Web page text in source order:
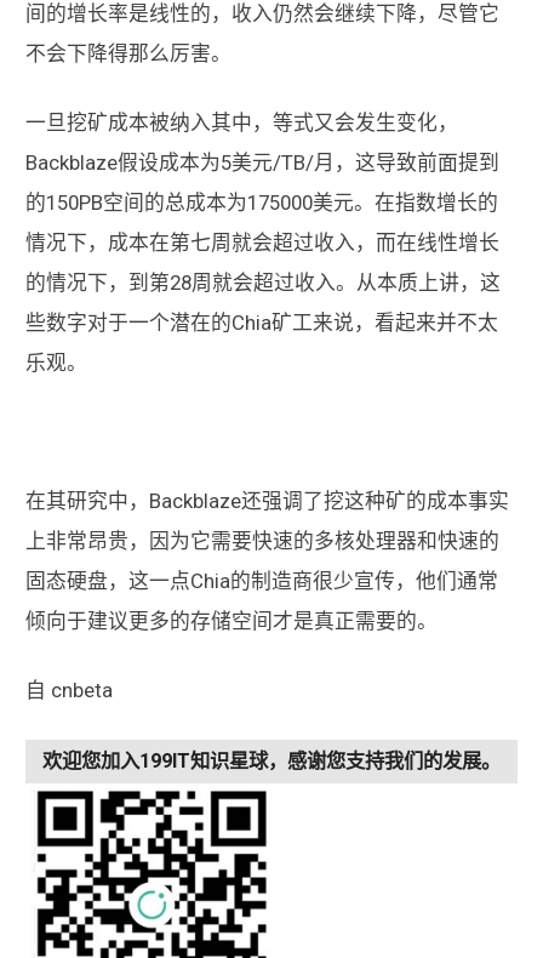
间的增长率是线性的，收入仍然会继续下降，尽管它
不会下降得那么厉害。
一旦挖矿成本被纳入其中，等式又会发生变化，
Backblaze假设成本为5美元/TB/月，这导致前面提到
的150PB空间的总成本为175000美元。在指数增长的
情况下，成本在第七周就会超过收入，而在线性增长
的情况下，到第28周就会超过收入。从本质上讲，这
些数字对于一个潜在的Chia矿工来说，看起来并不太
乐观。
在其研究中，Backblaze还强调了挖这种矿的成本事实
上非常昂贵，因为它需要快速的多核处理器和快速的
固态硬盘，这一点Chia的制造商很少宣传，他们通常
倾向于建议更多的存储空间才是真正需要的。
自 cnbeta
欢迎您加入199IT知识星球，感谢您支持我们的发展。